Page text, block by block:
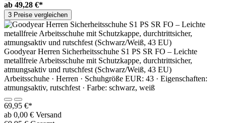
ab 49,28 €*
3 Preise vergleichen
Goodyear Herren Sicherheitsschuhe S1 PS SR FO – Leichte
metallfreie Arbeitsschuhe mit Schutzkappe, durchtrittsicher,
atmungsaktiv und rutschfest (Schwarz/Weiß, 43 EU)
Arbeitsschuhe · Herren · Schuhgröße EUR: 43 · Eigenschaften:
atmungsaktiv, rutschfest · Farbe: schwarz, weiß
69,95 €*
ab 0,00 € Versand